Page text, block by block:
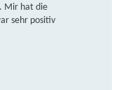
Mir hat die
sehr positiv